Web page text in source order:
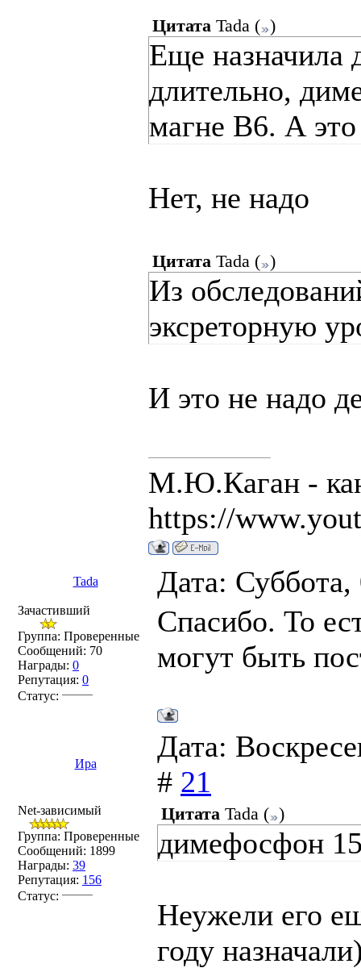
Цитата Tada ( )
Еще назначила
длительно,
магне В6. А это
Нет, не надо
Цитата Tada ( )
Из
эксреторную
И это не надо
М.Ю.Каган -
https://
Tada Дата:
Зачастивший
Группа: Проверенные
Сообщений: 70
Награды: 0
Репутация: 0
Статус:
Спасибо. То
могут быть
Ира
Дата:
# 21
Net-зависимый
Группа: Проверенные
Сообщений: 1899
Награды: 39
Репутация: 156
Статус:
Цитата Tada ( )
димефосфон
Неужели его
году